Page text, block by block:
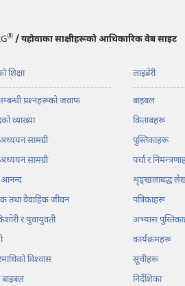
® / यहोवाका साक्षीहरूको आधिकारिक वेब साइट
शिक्षा
प्रश्‍नहरूको जवाफ
व्याख्या
सामग्री
सामग्री
आनन्द
तथा वैवाहिक जीवन
र युवायुवती
विश्‍वास
बाइबल
लाइब्रेरी
बाइबल
किताबहरू
पुस्तिकाहरू
पर्चा र
शृङ्‌खलाबद्ध
पत्रिकाहरू
अभ्यास
कार्यक्रमहरू
सूचीहरू
निर्देशिका